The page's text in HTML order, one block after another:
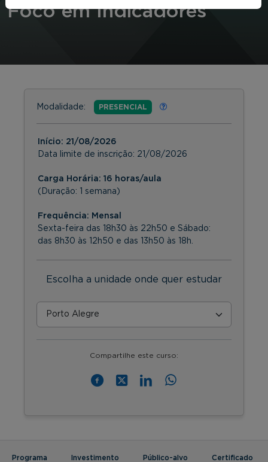
Foco em Indicadores
Modalidade: PRESENCIAL
Início: 21/08/2026
Data limite de inscrição: 21/08/2026
Carga Horária: 16 horas/aula
(Duração: 1 semana)
Frequência: Mensal
Sexta-feira das 18h30 às 22h50 e Sábado:
das 8h30 às 12h50 e das 13h50 às 18h.
Escolha a unidade onde quer estudar
Compartilhe este curso:
Programa Investimento Público-alvo Certificado